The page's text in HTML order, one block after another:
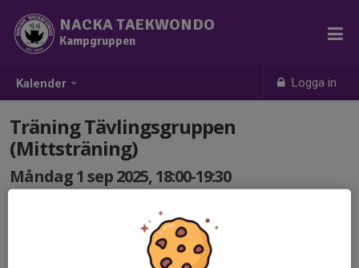
Kalender Logga in
NACKA TAEKWONDO
Kampgruppen
Träning Tävlingsgruppen
(Mittsträning)
Måndag 1 sep 2025, 18:00-19:30
Griffelvägen 17 (Karatelokalen)